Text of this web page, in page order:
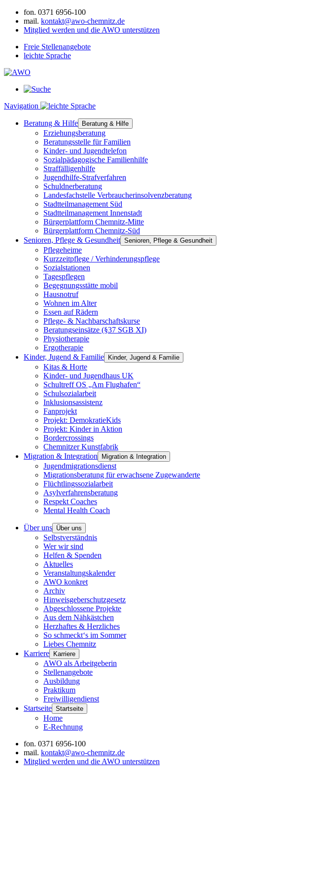
fon. 0371 6956-100
mail. kontakt@awo-chemnitz.de
Mitglied werden und die AWO unterstützen
Freie Stellenangebote
leichte Sprache
Navigation
Beratung & Hilfe Beratung & Hilfe
Erziehungsberatung
Beratungsstelle für Familien
Kinder- und Jugendtelefon
Sozialpädagogische Familienhilfe
Straffälligenhilfe
Jugendhilfe-Strafverfahren
Schuldnerberatung
Landesfachstelle Verbraucherinsolvenzberatung
Stadtteilmanagement Süd
Stadtteilmanagement Innenstadt
Bürgerplattform Chemnitz-Mitte
Bürgerplattform Chemnitz-Süd
Senioren, Pflege & Gesundheit Senioren, Pflege & Gesundheit
Pflegeheime
Kurzzeitpflege / Verhinderungspflege
Sozialstationen
Tagespflegen
Begegnungsstätte mobil
Hausnotruf
Wohnen im Alter
Essen auf Rädern
Pflege- & Nachbarschaftskurse
Beratungseinsätze (§37 SGB XI)
Physiotherapie
Ergotherapie
Kinder, Jugend & Familie
Kinder, Jugend & Familie
Kitas & Horte
Kinder- und Jugendhaus UK
Schultreff OS „Am Flughafen“
Schulsozialarbeit
Inklusionsassistenz
Fanprojekt
Projekt: DemokratieKids
Projekt: Kinder in Aktion
Bordercrossings
Chemnitzer Kunstfabrik
Migration & Integration
Migration & Integration
Jugendmigrationsdienst
Migrationsberatung für erwachsene Zugewanderte
Flüchtlingssozialarbeit
Asylverfahrensberatung
Respekt Coaches
Mental Health Coach
Über uns Über uns
Selbstverständnis
Wer wir sind
Helfen & Spenden
Aktuelles
Veranstaltungskalender
AWO konkret
Archiv
Hinweisgeberschutzgesetz
Abgeschlossene Projekte
Aus dem Nähkästchen
Herzhaftes & Herzliches
So schmeckt‘s im Sommer
Liebes Chemnitz
Karriere
Karriere
AWO als Arbeitgeberin
Stellenangebote
Ausbildung
Praktikum
Freiwilligendienst
Startseite Startseite
Home
E-Rechnung
fon. 0371 6956-100
mail. kontakt@awo-chemnitz.de
Mitglied werden und die AWO unterstützen